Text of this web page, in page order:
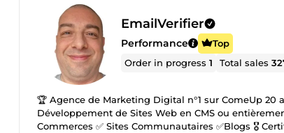
EmailVerifier
Performance
Top
Order in progress1 Total sales
🏆 Agence de Marketing Digital n°1 sur ComeUp
Développement de Sites Web en CMS ou
Commerces ✅ Sites Communautaires ✅Blogs 🎖️